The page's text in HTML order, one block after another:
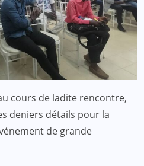
cours de ladite rencontre,
deniers détails pour la
de grande